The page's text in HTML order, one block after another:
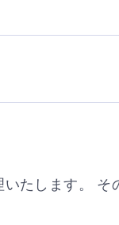
たします。 そ